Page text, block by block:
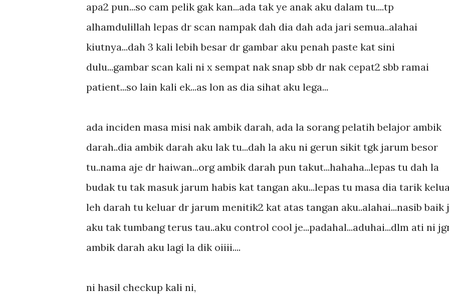
apa2 pun...so cam pelik gak kan...ada tak ye anak aku dalam tu....tp
alhamdulillah lepas dr scan nampak dah dia dah ada jari semua..alahai
kiutnya...dah 3 kali lebih besar dr gambar aku penah paste kat sini
dulu...gambar scan kali ni x sempat nak snap sbb dr nak cepat2 sbb ramai
patient...so lain kali ek...as lon as dia sihat aku lega...
ada inciden masa misi nak ambik darah, ada la sorang pelatih belajor ambik
darah..dia ambik darah aku lak tu...dah la aku ni gerun sikit tgk jarum besor
tu..nama aje dr haiwan...org ambik darah pun takut...hahaha...lepas tu dah la
budak tu tak masuk jarum habis kat tangan aku...lepas tu masa dia tarik
leh darah tu keluar dr jarum menitik2 kat atas tangan aku..alahai...nasib baik
aku tak tumbang terus tau..aku control cool je...padahal...aduhai...dlm ati ni
ambik darah aku lagi la dik oiiii....
ni hasil checkup kali ni,